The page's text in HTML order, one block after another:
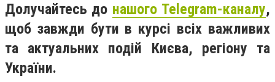
Долучайтесь до нашого Telegram-каналу,
щоб завжди бути в курсі всіх важливих
та актуальних подій Києва, регіону та
України.